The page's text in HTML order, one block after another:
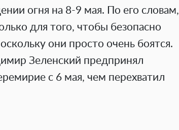
огня на 8-9 мая. По его словам,
для того, чтобы безопасно
они просто очень боятся.
Зеленский предпринял
с 6 мая, чем перехватил